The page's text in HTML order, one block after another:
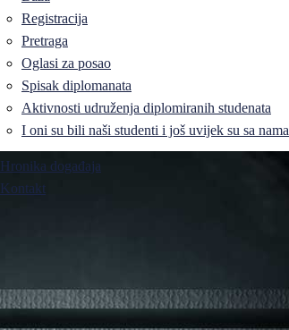
Registracija
Pretraga
Oglasi za posao
Spisak diplomanata
Aktivnosti udruženja diplomiranih studenata
I oni su bili naši studenti i još uvijek su sa nama
Hronika događaja
Kontakt